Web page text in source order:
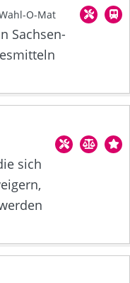
O-Mat
Sachsen-
sich